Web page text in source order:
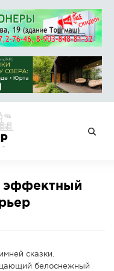
эффектный
сказки.
белоснежный